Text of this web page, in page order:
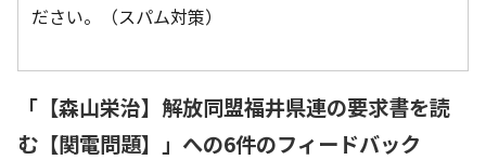
ださい。（スパム対策）
「 【森山栄治】解放同盟福井県連の要求書を読
む【関電問題】 」への6件のフィードバック